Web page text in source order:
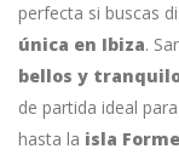
perfecta si buscas
única en Ibiza.
bellos y
de partida ideal
hasta la isla